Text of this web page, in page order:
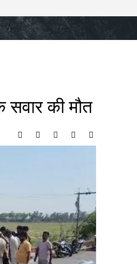
राज्य मनोरंजन लाइफस्टाइल
सवार की मौत